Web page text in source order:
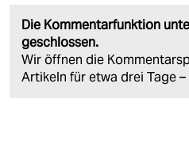
Die Kommentarfunktion
geschlossen.
Wir öffnen die
Artikeln für etwa drei Tage –